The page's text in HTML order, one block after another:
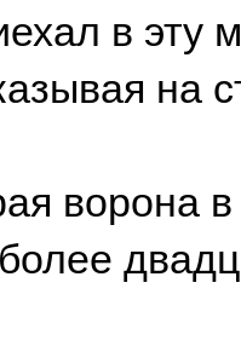
в эту
на
ворона в